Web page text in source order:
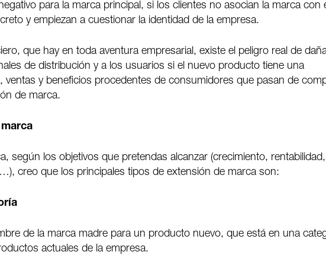
para la marca principal, si los clientes no asocian la marca con
y empiezan a cuestionar la identidad de la empresa.
que hay en toda aventura empresarial, existe el peligro real de
de distribución y a los usuarios si el nuevo producto tiene una
ventas y beneficios procedentes de consumidores que pasan de
de marca.
según los objetivos que pretendas alcanzar (crecimiento, rentabilidad,
creo que los principales tipos de extensión de marca son:
de la marca madre para un producto nuevo, que está en una
actuales de la empresa.